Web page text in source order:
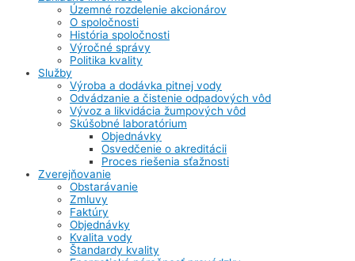
Územné rozdelenie akcionárov
O spoločnosti
História spoločnosti
Výročné správy
Politika kvality
Služby
Výroba a dodávka pitnej vody
Odvádzanie a čistenie odpadových vôd
Vývoz a likvidácia žumpových vôd
Skúšobné laboratórium
Objednávky
Osvedčenie o akreditácii
Proces riešenia sťažnosti
Zverejňovanie
Obstarávanie
Zmluvy
Faktúry
Objednávky
Kvalita vody
Štandardy kvality